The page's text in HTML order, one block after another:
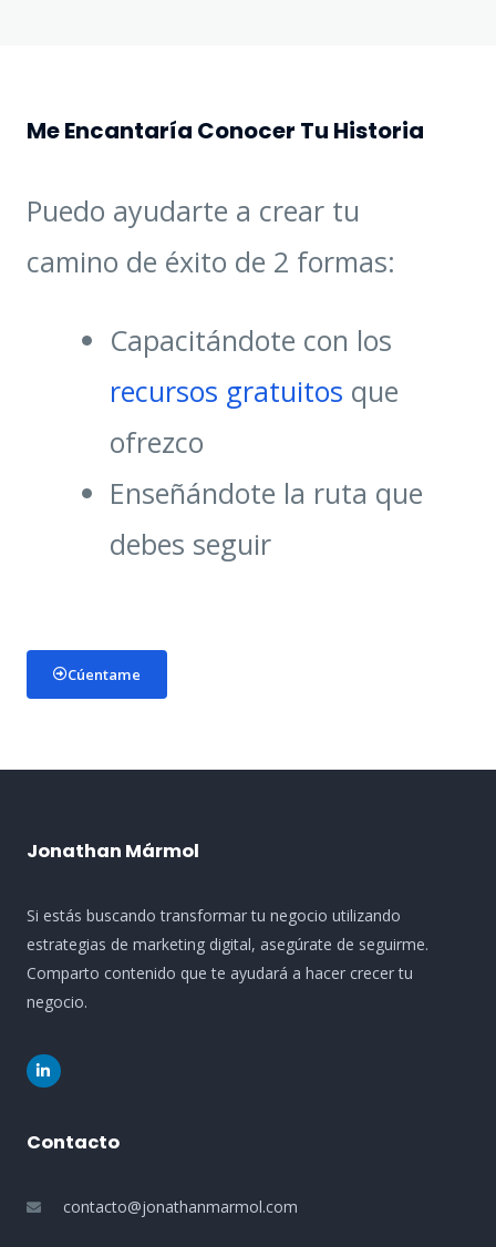
Me Encantaría Conocer Tu Historia
Puedo ayudarte a crear tu
camino de éxito de 2 formas:
Capacitándote con los
recursos gratuitos que
ofrezco
Enseñándote la ruta que
debes seguir
Cúentame
Jonathan Mármol
Si estás buscando transformar tu negocio utilizando
estrategias de marketing digital, asegúrate de seguirme.
Comparto contenido que te ayudará a hacer crecer tu
negocio.
L
i
n
d
i
Contacto
contacto@jonathanmarmol.com